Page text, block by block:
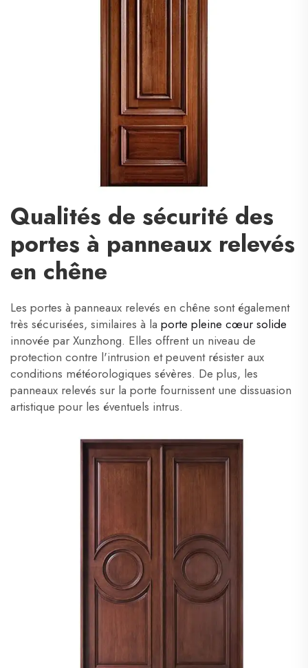
Qualités de sécurité des
portes à panneaux relevés
en chêne
Les portes à panneaux relevés en chêne sont également
très sécurisées, similaires à la porte pleine cœur solide
innovée par Xunzhong. Elles offrent un niveau de
protection contre l'intrusion et peuvent résister aux
conditions météorologiques sévères. De plus, les
panneaux relevés sur la porte fournissent une dissuasion
artistique pour les éventuels intrus.